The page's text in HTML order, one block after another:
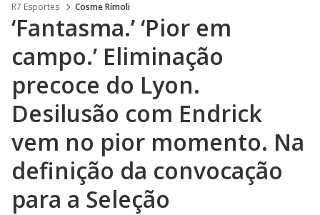
R7 Esportes Cosme Rímoli
‘Fantasma.’ ‘Pior em
campo.’ Eliminação
precoce do Lyon.
Desilusão com Endrick
vem no pior momento. Na
definição da convocação
para a Seleção